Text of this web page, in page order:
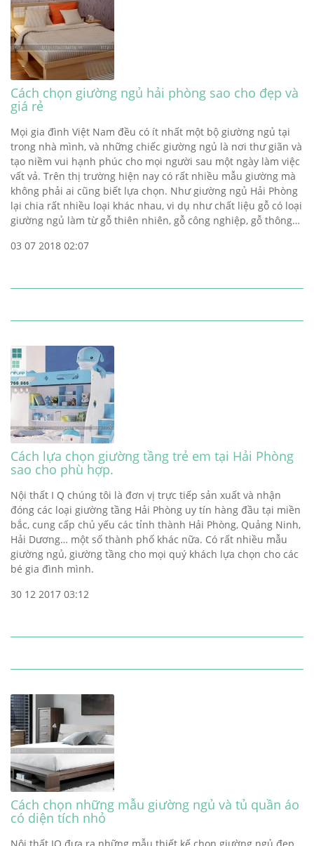
Cách chọn giường ngủ hải phòng sao cho đẹp và
giá rẻ
Mọi gia đình Việt Nam đều có ít nhất một bộ giường ngủ tại
trong nhà mình, và những chiếc giường ngủ là nơi thư giãn và
tạo niềm vui hạnh phúc cho mọi người sau một ngày làm việc
vất vả. Trên thị trường hiện nay có rất nhiều mẫu giường mà
không phải ai cũng biết lựa chọn. Như giường ngủ Hải Phòng
lại chia rất nhiều loại khác nhau, vi dụ như chất liệu gỗ có loại
giường ngủ làm từ gỗ thiên nhiên, gỗ công nghiệp, gỗ thông…
03 07 2018 02:07
Cách lựa chọn giường tầng trẻ em tại Hải Phòng
sao cho phù hợp.
Nội thất I Q chúng tôi là đơn vị trực tiếp sản xuất và nhận
đóng các loại giường tầng Hải Phòng uy tín hàng đầu tại miền
bắc, cung cấp chủ yếu các tỉnh thành Hải Phòng, Quảng Ninh,
Hải Dương… một số thành phố khác nữa. Có rất nhiều mẫu
giường ngủ, giường tầng cho mọi quý khách lựa chọn cho các
bé gia đình mình.
30 12 2017 03:12
Cách chọn những mẫu giường ngủ và tủ quần áo
có diện tích nhỏ
Nội thất IQ đưa ra những mẫu thiết kế chọn giường ngủ đẹp